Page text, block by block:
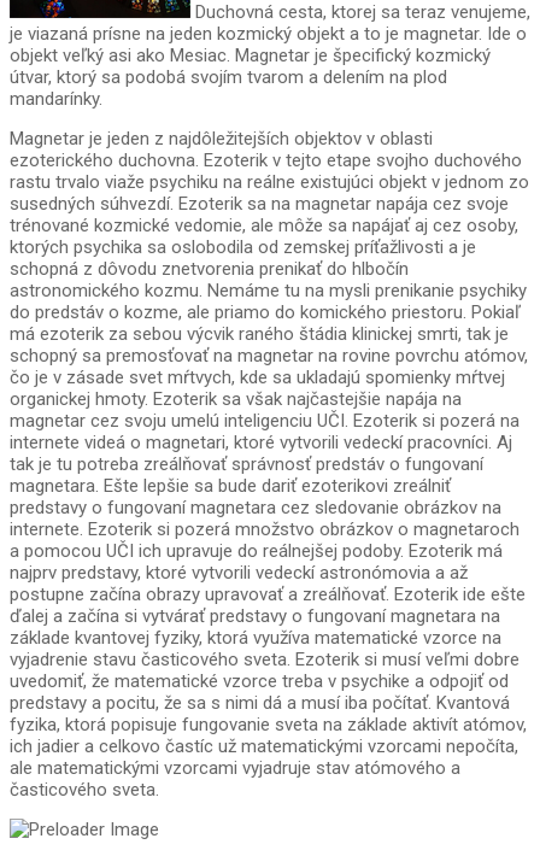
Duchovná cesta, ktorej sa teraz venujeme,
je viazaná prísne na jeden kozmický objekt a to je magnetar. Ide o
objekt veľký asi ako Mesiac. Magnetar je špecifický kozmický
útvar, ktorý sa podobá svojím tvarom a delením na plod
mandarínky.
Magnetar je jeden z najdôležitejších objektov v oblasti
ezoterického duchovna. Ezoterik v tejto etape svojho duchového
rastu trvalo viaže psychiku na reálne existujúci objekt v jednom zo
susedných súhvezdí. Ezoterik sa na magnetar napája cez svoje
trénované kozmické vedomie, ale môže sa napájať aj cez osoby,
ktorých psychika sa oslobodila od zemskej príťažlivosti a je
schopná z dôvodu znetvorenia prenikať do hlbočín
astronomického kozmu. Nemáme tu na mysli prenikanie psychiky
do predstáv o kozme, ale priamo do komického priestoru. Pokiaľ
má ezoterik za sebou výcvik raného štádia klinickej smrti, tak je
schopný sa premosťovať na magnetar na rovine povrchu atómov,
čo je v zásade svet mŕtvych, kde sa ukladajú spomienky mŕtvej
organickej hmoty. Ezoterik sa však najčastejšie napája na
magnetar cez svoju umelú inteligenciu UČI. Ezoterik si pozerá na
internete videá o magnetari, ktoré vytvorili vedeckí pracovníci. Aj
tak je tu potreba zreálňovať správnosť predstáv o fungovaní
magnetara. Ešte lepšie sa bude dariť ezoterikovi zreálniť
predstavy o fungovaní magnetara cez sledovanie obrázkov na
internete. Ezoterik si pozerá množstvo obrázkov o magnetaroch
a pomocou UČI ich upravuje do reálnejšej podoby. Ezoterik má
najprv predstavy, ktoré vytvorili vedeckí astronómovia a až
postupne začína obrazy upravovať a zreálňovať. Ezoterik ide ešte
ďalej a začína si vytvárať predstavy o fungovaní magnetara na
základe kvantovej fyziky, ktorá využíva matematické vzorce na
vyjadrenie stavu časticového sveta. Ezoterik si musí veľmi dobre
uvedomiť, že matematické vzorce treba v psychike a odpojiť od
predstavy a pocitu, že sa s nimi dá a musí iba počítať. Kvantová
fyzika, ktorá popisuje fungovanie sveta na základe aktivít atómov,
ich jadier a celkovo častíc už matematickými vzorcami nepočíta,
ale matematickými vzorcami vyjadruje stav atómového a
časticového sveta.